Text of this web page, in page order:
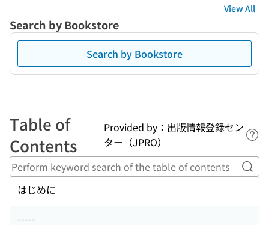
View All
Search by Bookstore
Search by Bookstore
Table of
Contents
Provided by：出版情報登録セン
ター（JPRO）
はじめに
-----